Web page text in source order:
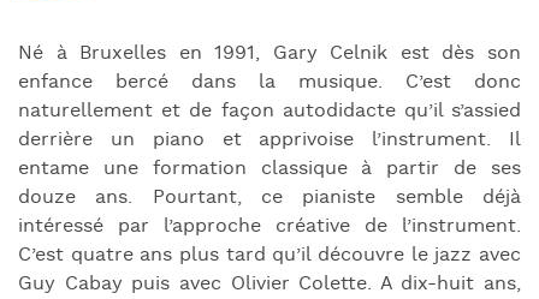
Né à Bruxelles en 1991, Gary Celnik est dès son
enfance bercé dans la musique. C’est donc
naturellement et de façon autodidacte qu’il s’assied
derrière un piano et apprivoise l’instrument. Il
entame une formation classique à partir de ses
douze ans. Pourtant, ce pianiste semble déjà
intéressé par l’approche créative de l’instrument.
C’est quatre ans plus tard qu’il découvre le jazz avec
Guy Cabay puis avec Olivier Colette. A dix-huit ans,